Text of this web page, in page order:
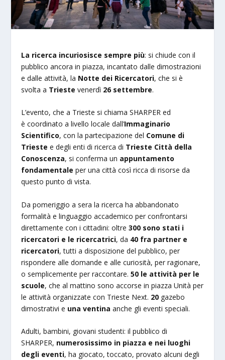
La ricerca incuriosisce sempre più: si chiude con il
pubblico ancora in piazza, incantato dalle dimostrazioni
e dalle attività, la Notte dei Ricercatori, che si è
svolta a Triestevenerdì 26 settembre.
L’evento, che a Trieste si chiama SHARPER ed
è coordinato a livello locale dall’Immaginario
Scientifico, con la partecipazione del Comune di
Trieste e degli enti di ricerca di Trieste Città della
Conoscenza, si conferma un appuntamento
fondamentaleper una città così ricca di risorse da
questo punto di vista.
Da pomeriggio a sera la ricerca ha abbandonato
formalità e linguaggio accademico per confrontarsi
direttamente con i cittadini: oltre300 sono stati i
ricercatori e le ricercatrici, da 40 fra partner e
ricercatori, tutti a disposizione del pubblico, per
rispondere alle domande e alle curiosità, per ragionare,
o semplicemente per raccontare.50 le attività per le
scuole, che al mattino sono accorse in piazza Unità per
le attività organizzate con Trieste Next. 20 gazebo
dimostrativi e una ventina anche gli eventi speciali.
Adulti, bambini, giovani studenti: il pubblico di
SHARPER, numerosissimo in piazza e nei luoghi
degli eventi, ha giocato, toccato, provato alcuni degli